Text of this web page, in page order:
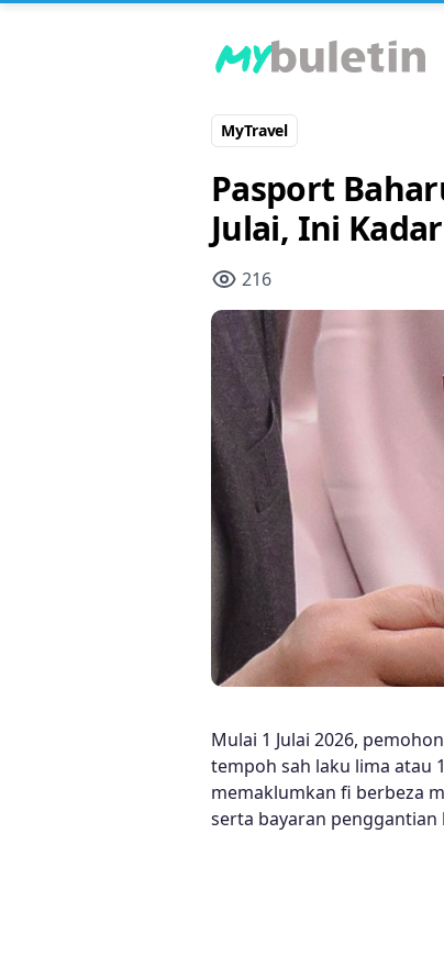
MyTravel
Pasport
Julai, Ini
216
Mulai 1 Julai 2026,
tempoh sah laku lima atau
memaklumkan fi berbeza
serta bayaran penggantian